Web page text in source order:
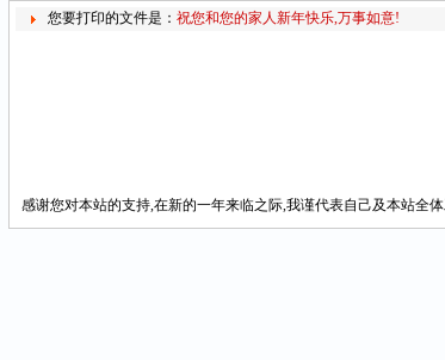
您要打印的文件是： 祝您和您的家人新年快乐,万事如意!
感谢您对本站的支持,在新的一年来临之际,我谨代表自己及本站全